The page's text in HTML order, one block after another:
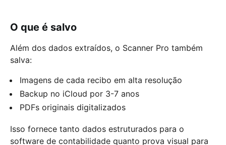
O que é salvo
Além dos dados extraídos, o Scanner Pro também
salva:
Imagens de cada recibo em alta resolução
Backup no iCloud por 3-7 anos
PDFs originais digitalizados
Isso fornece tanto dados estruturados para o
software de contabilidade quanto prova visual para